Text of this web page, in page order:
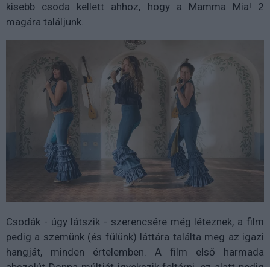
kisebb csoda kellett ahhoz, hogy a Mamma Mia! 2
magára találjunk.
Csodák - úgy látszik - szerencsére még léteznek, a film
pedig a szemünk (és fülünk) láttára találta meg az igazi
hangját, minden értelemben. A film első harmada